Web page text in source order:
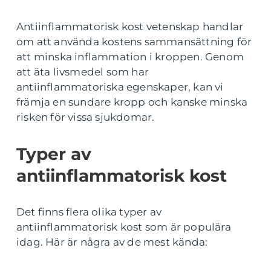
Antiinflammatorisk kost vetenskap handlar
om att använda kostens sammansättning för
att minska inflammation i kroppen. Genom
att äta livsmedel som har
antiinflammatoriska egenskaper, kan vi
främja en sundare kropp och kanske minska
risken för vissa sjukdomar.
Typer av
antiinflammatorisk kost
Det finns flera olika typer av
antiinflammatorisk kost som är populära
idag. Här är några av de mest kända: